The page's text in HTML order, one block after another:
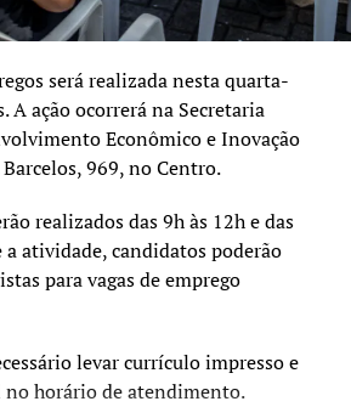
será realizada nesta quarta-
A ação ocorrerá na Secretaria
Econômico e Inovação
Barcelos, 969, no Centro.
realizados das 9h às 12h e das
a atividade, candidatos poderão
para vagas de emprego
levar currículo impresso e
no horário de atendimento.